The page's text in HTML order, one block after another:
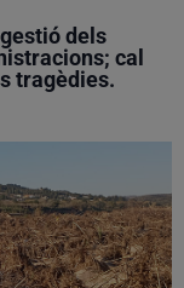
dels
cal
tragèdies.